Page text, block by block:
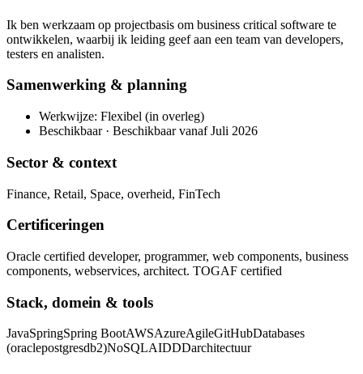
Ik ben werkzaam op projectbasis om business critical software te
ontwikkelen, waarbij ik leiding geef aan een team van developers,
testers en analisten.
Samenwerking & planning
Werkwijze: Flexibel (in overleg)
Beschikbaar · Beschikbaar vanaf Juli 2026
Sector & context
Finance, Retail, Space, overheid, FinTech
Certificeringen
Oracle certified developer, programmer, web components, business
components, webservices, architect. TOGAF certified
Stack, domein & tools
JavaSpringSpring BootAWSAzureAgileGitHubDatabases
(oraclepostgresdb2)NoSQLAIDDDarchitectuur